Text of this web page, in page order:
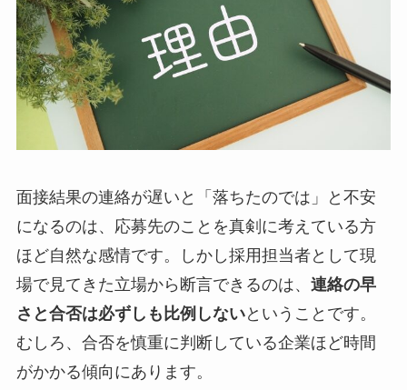
面接結果の連絡が遅いと「落ちたのでは」と不安
になるのは、応募先のことを真剣に考えている方
ほど自然な感情です。しかし採用担当者として現
場で見てきた立場から断言できるのは、 連絡の早
さと合否は必ずしも比例しないということです。
むしろ、合否を慎重に判断している企業ほど時間
がかかる傾向にあります。